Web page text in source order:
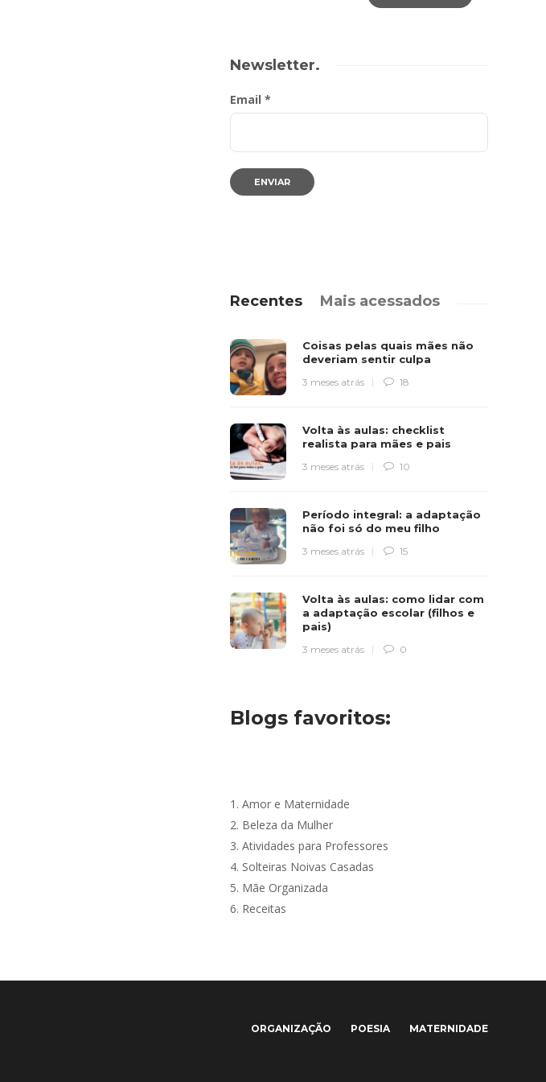
Newsletter.
Email *
Recentes Mais acessados
Coisas pelas quais mães não
deveriam sentir culpa
3 meses atrás 18
Volta às aulas: checklist
realista para mães e pais
3 meses atrás 10
Período integral: a adaptação
não foi só do meu filho
3 meses atrás 15
Volta às aulas: como lidar com
a adaptação escolar (filhos e
pais)
3 meses atrás 0
Blogs favoritos:
1.Amor e Maternidade
2. Beleza da Mulher
3.Atividades para Professores
4. Solteiras Noivas Casadas
5. Mãe Organizada
6. Receitas
ORGANIZAÇÃO POESIA MATERNIDADE